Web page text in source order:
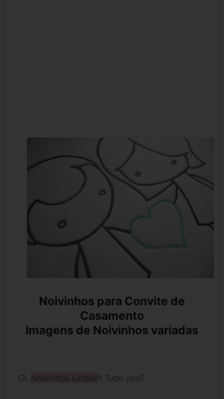
Noivinhos para Convite de
Casamento
Imagens de Noivinhos variadas
Oi, Noivinhas Lindas!!! Tudo joia?